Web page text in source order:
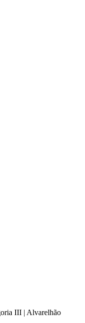
III | Alvarelhão